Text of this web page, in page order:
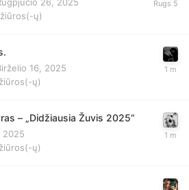
ų)
16, 2025
ų)
– „Didžiausia Žuvis 2025“
2025
ų)